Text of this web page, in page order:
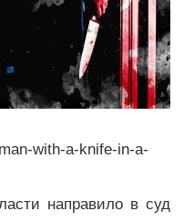
with-a-knife-in-a-
направило в суд